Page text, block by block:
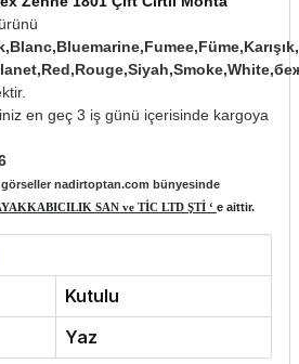
ürünü
en geç 3 iş günü içerisinde kargoya
nadirtoptan.com bünyesinde
SAN ve TİC LTD ŞTİ ‘ e aittir.
Kutulu
Yaz